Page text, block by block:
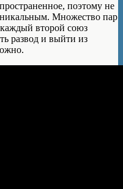
поэтому не
Множество пар
каждый второй союз
развод и выйти из